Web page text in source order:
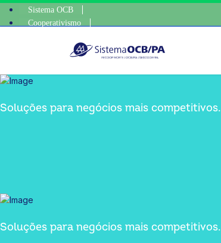
Sistema OCB
Cooperativismo
Soluções para negócios mais competitivos.
Soluções para negócios mais competitivos.